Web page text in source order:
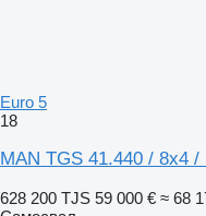
Euro 5
18
MAN TGS 41.440 / 8x4 /
628 200 TJS 59 000 € ≈ 68